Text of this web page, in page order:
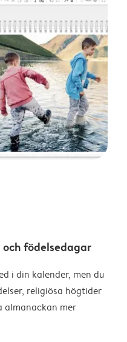
födelsedagar
i din kalender, men du
religiösa högtider
mer